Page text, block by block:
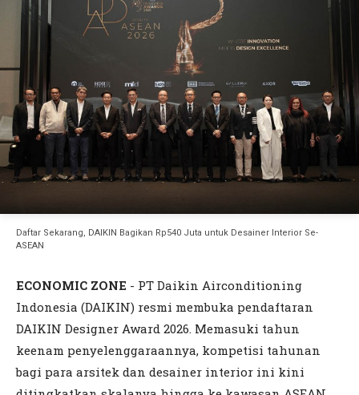
Daftar Sekarang, DAIKIN Bagikan Rp540 Juta untuk Desainer Interior Se-
ASEAN
ECONOMIC ZONE - PT Daikin Airconditioning
Indonesia (DAIKIN) resmi membuka pendaftaran
DAIKIN Designer Award 2026. Memasuki tahun
keenam penyelenggaraannya, kompetisi tahunan
bagi para arsitek dan desainer interior ini kini